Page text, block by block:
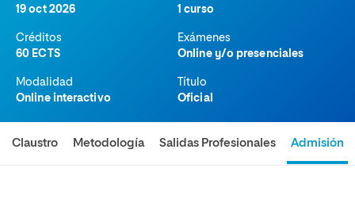
19 oct 2026
1 curso
Créditos
60 ECTS
Exámenes
Online y/o presenciales
Modalidad
Online interactivo
Título
Oficial
Claustro Metodología Salidas Profesionales Admisión